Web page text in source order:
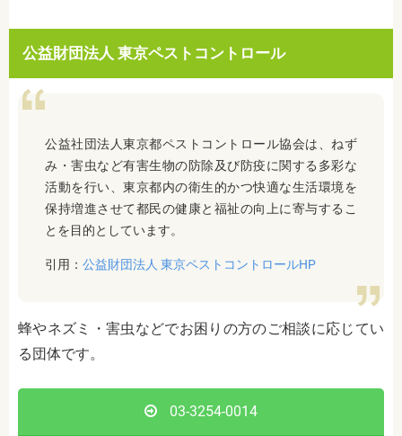
公益財団法人 東京ペストコントロール
公益社団法人東京都ペストコントロール協会は、ねず
み・害虫など有害生物の防除及び防疫に関する多彩な
活動を行い、東京都内の衛生的かつ快適な生活環境を
保持増進させて都民の健康と福祉の向上に寄与するこ
とを目的としています。
引用： 公益財団法人 東京ペストコントロールHP
蜂やネズミ・害虫などでお困りの方のご相談に応じてい
る団体です。
03-3254-0014